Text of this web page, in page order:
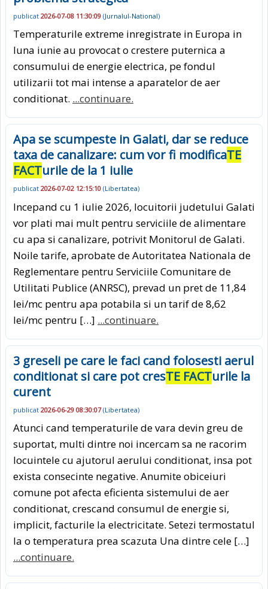
publicat 2026-07-08 11:30:09 (Jurnalul-National)
Temperaturile extreme inregistrate in Europa in
luna iunie au provocat o crestere puternica a
consumului de energie electrica, pe fondul
utilizarii tot mai intense a aparatelor de aer
conditionat. ...continuare.
Apa se scumpeste in Galati, dar se reduce
taxa de canalizare: cum vor fi modificaTE
FACTurile de la 1 iulie
publicat 2026-07-02 12:15:10 (Libertatea)
Incepand cu 1 iulie 2026, locuitorii judetului Galati
vor plati mai mult pentru serviciile de alimentare
cu apa si canalizare, potrivit Monitorul de Galati.
Noile tarife, aprobate de Autoritatea Nationala de
Reglementare pentru Serviciile Comunitare de
Utilitati Publice (ANRSC), prevad un pret de 11,84
lei/mc pentru apa potabila si un tarif de 8,62
lei/mc pentru […] ...continuare.
3 greseli pe care le faci cand folosesti aerul
conditionat si care pot cresTE FACTurile la
curent
publicat 2026-06-29 08:30:07(Libertatea)
Atunci cand temperaturile de vara devin greu de
suportat, multi dintre noi incercam sa ne racorim
locuintele cu ajutorul aerului conditionat, insa pot
exista consecinte negative. Anumite obiceiuri
comune pot afecta eficienta sistemului de aer
conditionat, crescand consumul de energie si,
implicit, facturile la electricitate. Setezi termostatul
la o temperatura prea scazuta Una dintre cele […]
...continuare.